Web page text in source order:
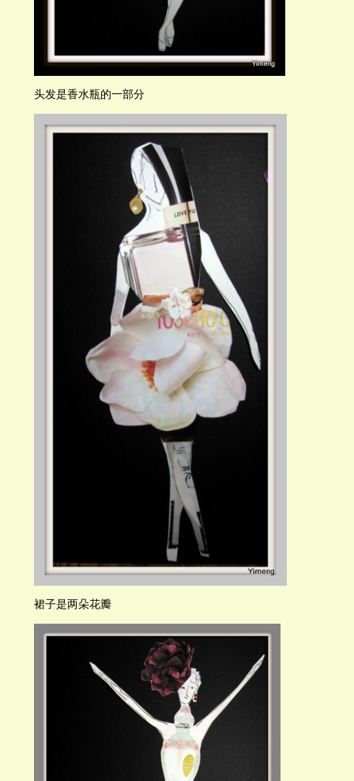
头发是香水瓶的一部分
裙子是两朵花瓣